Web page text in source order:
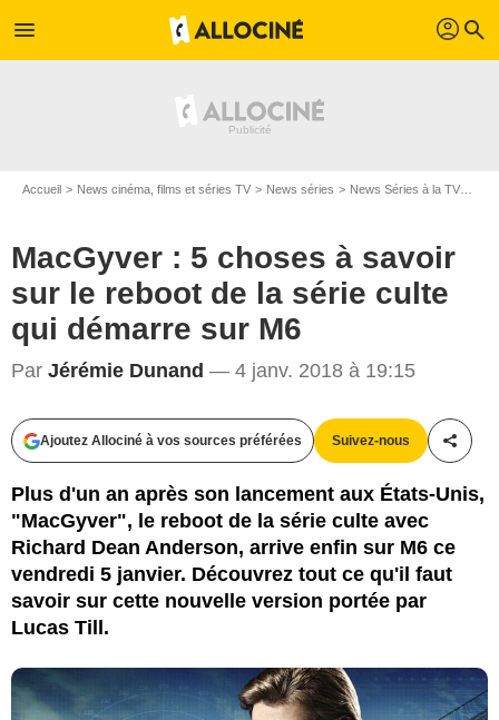
menu profil search
Accueil News cinéma, films et séries TV News séries News Séries à la TV
MacGyver : 5 choses à savoir
sur le reboot de la série culte
qui démarre sur M6
Par Jérémie Dunand — 4 janv. 2018 à 19:15
Ajoutez Allociné à vos sources préférées Suivez-nous
Plus d'un an après son lancement aux États-Unis,
"MacGyver", le reboot de la série culte avec
Richard Dean Anderson, arrive enfin sur M6 ce
vendredi 5 janvier. Découvrez tout ce qu'il faut
savoir sur cette nouvelle version portée par
Lucas Till.
CBS / M6